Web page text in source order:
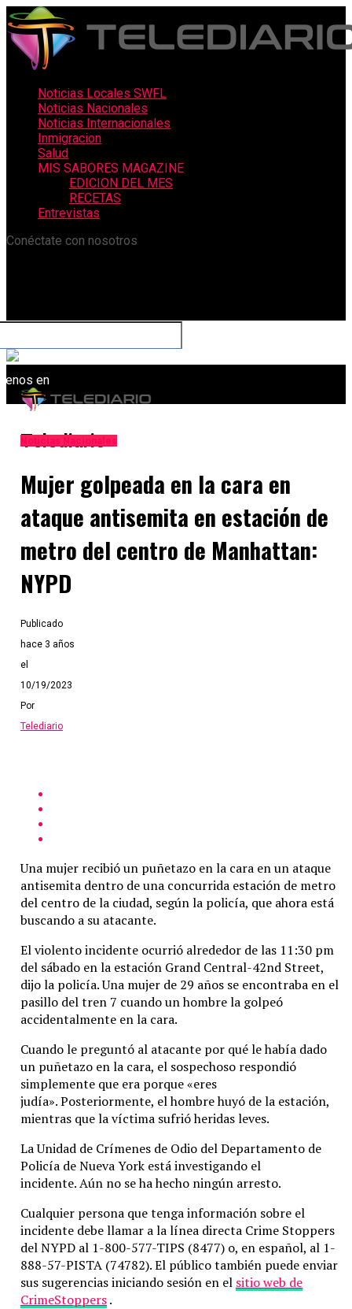
Noticias Locales SWFL
Noticias Nacionales
Noticias Internacionales
Inmigracion
Salud
MIS SABORES MAGAZINE
EDICION DEL MES
RECETAS
Entrevistas
Conéctate con nosotros
en
Telediario
Noticias Nacionales
Mujer golpeada en la cara en
ataque antisemita en estación de
metro del centro de Manhattan:
NYPD
Publicado
hace 3 años
el
10/19/2023
Por
Telediario
Una mujer recibió un puñetazo en la cara en un ataque
antisemita dentro de una concurrida estación de metro
del centro de la ciudad, según la policía, que ahora está
buscando a su atacante.
El violento incidente ocurrió alrededor de las 11:30 pm
del sábado en la estación Grand Central-42nd Street,
dijo la policía. Una mujer de 29 años se encontraba en el
pasillo del tren 7 cuando un hombre la golpeó
accidentalmente en la cara.
Cuando le preguntó al atacante por qué le había dado
un puñetazo en la cara, el sospechoso respondió
simplemente que era porque «eres
judía». Posteriormente, el hombre huyó de la estación,
mientras que la víctima sufrió heridas leves.
La Unidad de Crímenes de Odio del Departamento de
Policía de Nueva York está investigando el
incidente. Aún no se ha hecho ningún arresto.
Cualquier persona que tenga información sobre el
incidente debe llamar a la línea directa Crime Stoppers
del NYPD al 1-800-577-TIPS (8477) o, en español, al 1-
888-57-PISTA (74782). El público también puede enviar
sus sugerencias iniciando sesión en el sitio web de
CrimeStoppers.